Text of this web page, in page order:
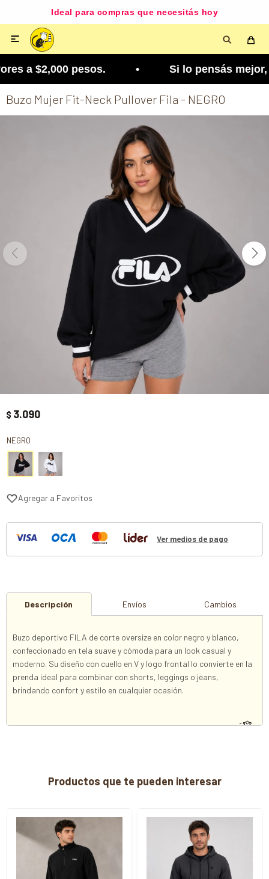
Ideal para compras que necesitás hoy

a $2,000 pesos. • Si lo pensás mejor, lo
Buzo Mujer Fit-Neck Pullover Fila - NEGRO
$ 3.090
NEGRO
Ver medios de pago
Descripción Envíos Cambios
Buzo deportivo FILA de corte oversize en color negro y blanco,
confeccionado en tela suave y cómoda para un look casual y
moderno. Su diseño con cuello en V y logo frontal lo convierte en la
prenda ideal para combinar con shorts, leggings o jeans,
brindando confort y estilo en cualquier ocasión.
Productos que te pueden interesar